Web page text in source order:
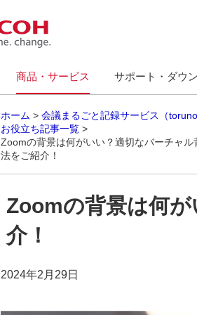
商品・サービス サポート・ダウ
ホーム
会議まるごと記録サービス（
お役立ち記事一覧
Zoomの背景は何がいい？適切なバーチャル
法をご紹介！
Zoomの背景は何
介！
2024年2月29日